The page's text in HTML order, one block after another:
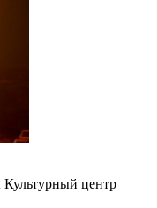
Культурный центр